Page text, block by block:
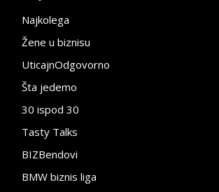
Najkolega
Žene u biznisu
UticajnOdgovorno
Šta jedemo
30 ispod 30
Tasty Talks
BIZBendovi
BMW biznis liga